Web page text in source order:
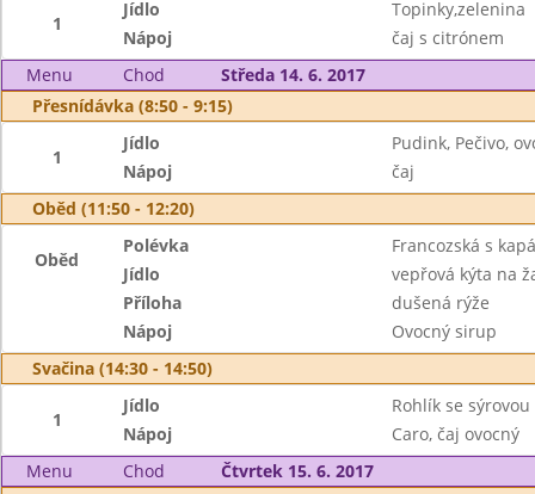
1
Jídlo
Topinky,zelenina
Nápoj
čaj s citrónem
Menu
Chod
Středa 14. 6. 2017
Přesnídávka (8:50 - 9:15)
1
Jídlo
Pudink, Pečivo,
Nápoj
čaj
Oběd (11:50 - 12:20)
Oběd
Polévka
Francozská s
Jídlo
vepřová kýta na
Příloha
dušená rýže
Nápoj
Ovocný sirup
Svačina (14:30 - 14:50)
1
Jídlo
Rohlík se
Nápoj
Caro, čaj ovocný
Menu
Chod
Čtvrtek 15. 6. 2017